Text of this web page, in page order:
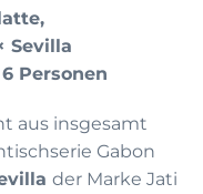
Sevilla
Personen
aus insgesamt
Gabon
der Marke Jati